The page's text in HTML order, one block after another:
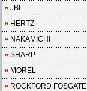
JBL
HERTZ
NAKAMICHI
SHARP
MOREL
ROCKFORD FOSGATE